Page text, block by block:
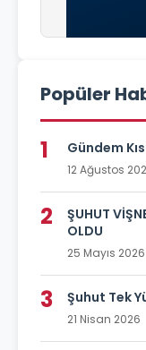
Popüler
1 Gündem
12 Ağustos
2
ŞUHUT
OLDU
25 Mayıs 2026
3 Şuhut Tek
21 Nisan 2026